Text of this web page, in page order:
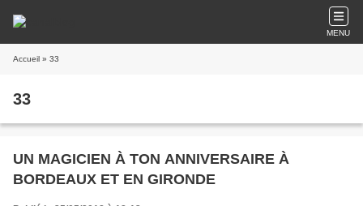
MENU
Accueil » 33
33
UN MAGICIEN À TON ANNIVERSAIRE À
BORDEAUX ET EN GIRONDE